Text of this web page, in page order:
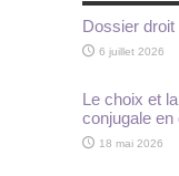
Dossier
6 juillet 2026
Le choix et
conjugale en
18 mai 2026